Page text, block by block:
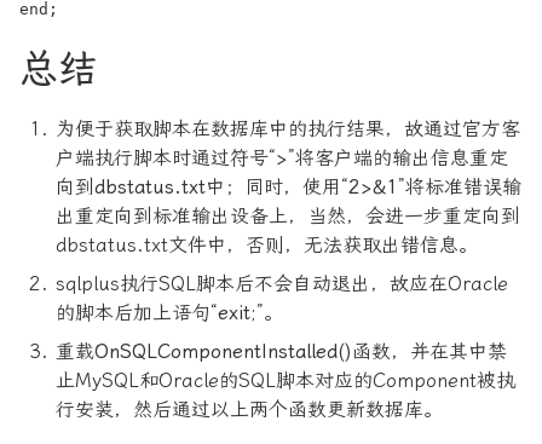
总结
为便于获取脚本在数据库中的执行结果，故通过官方客
户端执行脚本时通过符号“>”将客户端的输出信息重定
向到 dbstatus.txt中；同时，使用“2>&1 ”将标准错误输
出重定向到标准输出设备上，当然，会进一步重定向到
dbstatus.txt文件中，否则，无法获取出错信息。
sqlplus执行SQL脚本后不会自动退出，故应在Oracle
的脚本后加上语句“exit;”。
重载OnSQLComponentInstalled()函数，并在其中禁
止MySQL和Oracle的SQL脚本对应的Component被执
行安装，然后通过以上两个函数更新数据库。